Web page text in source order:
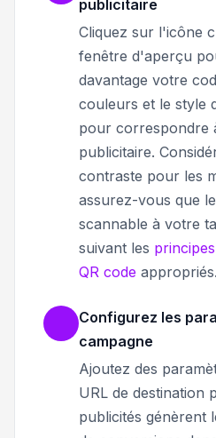
publicitaire
Cliquez sur l'icône
fenêtre d'aperçu
davantage votre
couleurs et le style
pour correspondre
publicitaire.
contraste pour les
assurez-vous que
scannable à votre
suivant les
QR code appropriés.
Configurez les
campagne
Ajoutez des
URL de destination
publicités génèrent